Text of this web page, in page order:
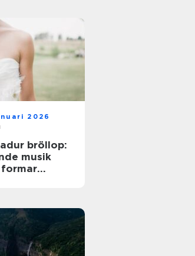
2026
bröllop:
musik
formar